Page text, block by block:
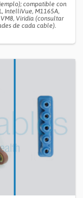
compatible con
IntelliVue, M1165A,
VM8, Viridia (consultar
de cada cable).